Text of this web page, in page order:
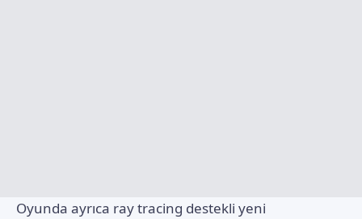
Oyunda ayrıca ray tracing destekli yeni